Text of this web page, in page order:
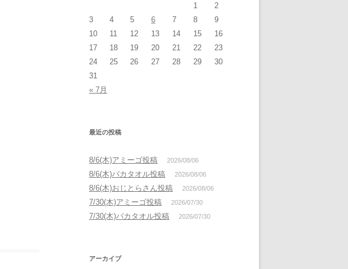
1
2
3
4 5 6 7 8
9
10
11 12 13 14 15
16
17
18 19 20 21 22
23
24
25 26 27 28 29
30
31
« 7月
最近の投稿
8/6(木)アミーゴ投稿 2026/08/06
8/6(木)バカタオル投稿 2026/08/06
8/6(木)おじとらさん投稿 2026/08/06
7/30(木)アミーゴ投稿 2026/07/30
7/30(木)バカタオル投稿 2026/07/30
アーカイブ